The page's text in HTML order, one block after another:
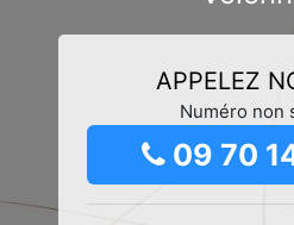
APPELEZ
Numéro non
09 70